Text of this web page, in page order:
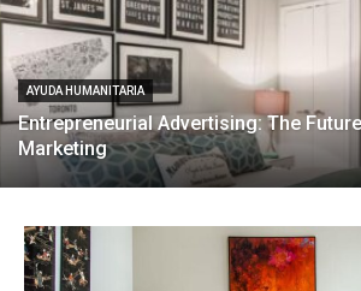
AYUDA HUMANITARIA
Entrepreneurial Advertising: The
Marketing